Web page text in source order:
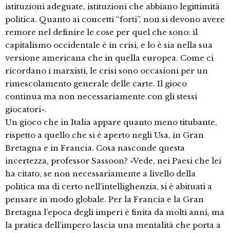
istituzioni adeguate, istituzioni che abbiano legittimità
politica. Quanto ai concetti “forti”, non si devono avere
remore nel definire le cose per quel che sono: il
capitalismo occidentale è in crisi, e lo è sia nella sua
versione americana che in quella europea. Come ci
ricordano i marxisti, le crisi sono occasioni per un
rimescolamento generale delle carte. Il gioco
continua ma non necessariamente con gli stessi
giocatori».
Un gioco che in Italia appare quanto meno titubante,
rispetto a quello che si è aperto negli Usa, in Gran
Bretagna e in Francia. Cosa nasconde questa
incertezza, professor Sassoon? «Vede, nei Paesi che lei
ha citato, se non necessariamente a livello della
politica ma di certo nell’intellighenzia, si è abituati a
pensare in modo globale. Per la Francia e la Gran
Bretagna l’epoca degli imperi è finita da molti anni, ma
la pratica dell’impero lascia una mentalità che porta a